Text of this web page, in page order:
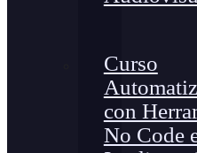
Curso
con
No Code